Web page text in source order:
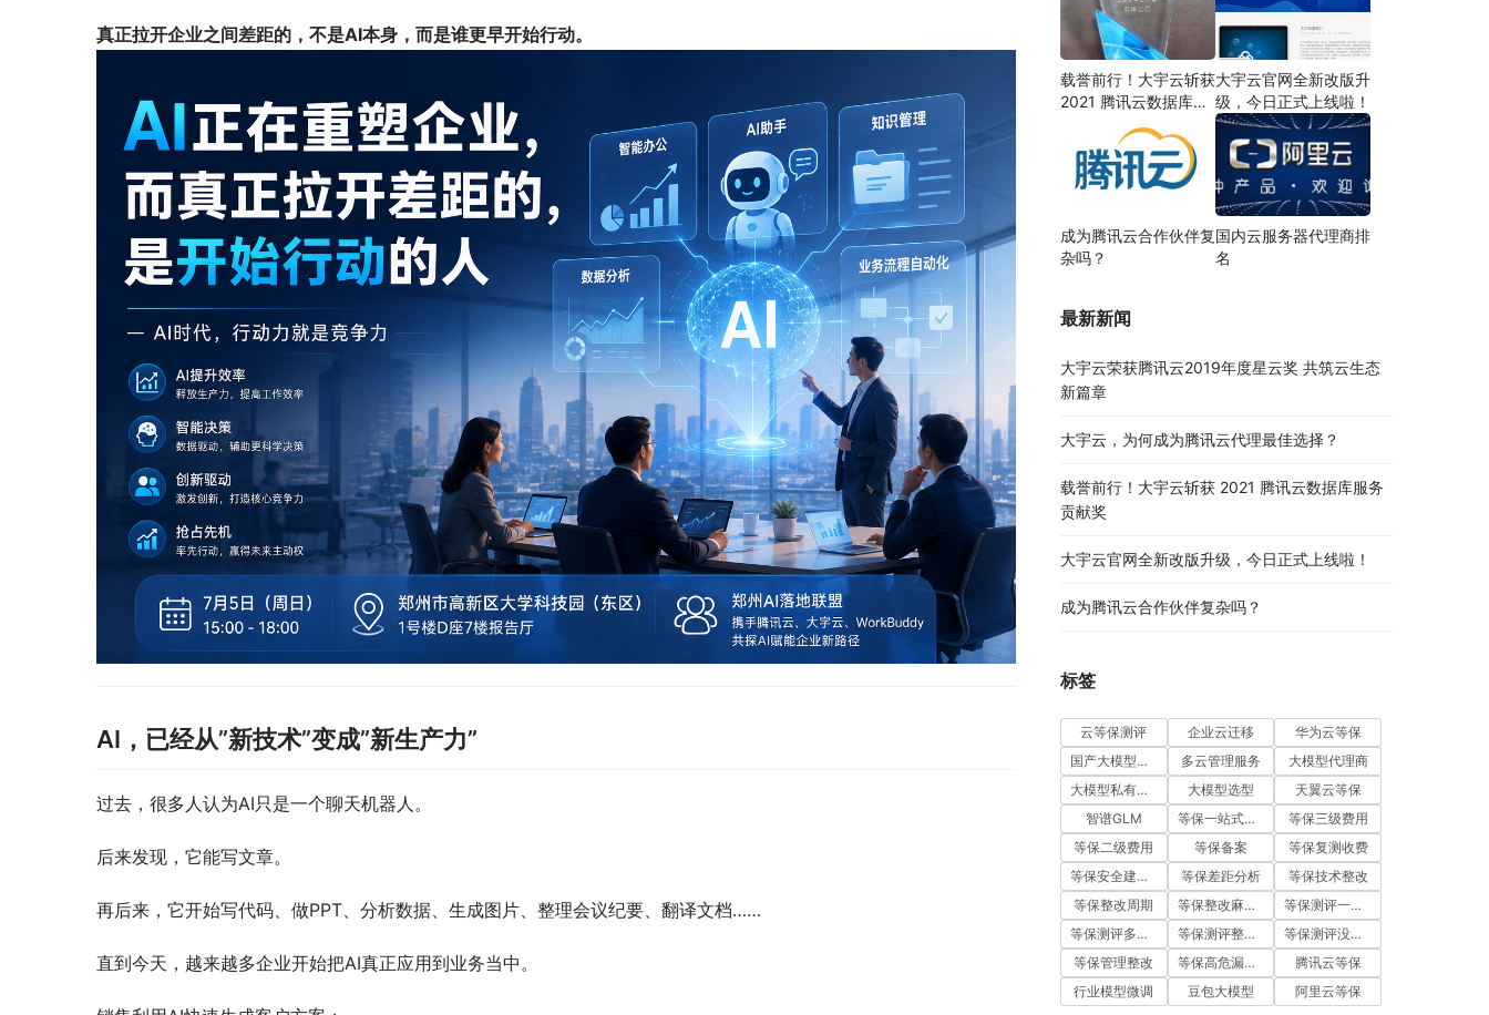
真正拉开企业之间差距的，不是AI本身，而是谁更早开始行动。
AI，已经从”新技术”变成”新生产力”
过去，很多人认为AI只是一个聊天机器人。
后来发现，它能写文章。
再后来，它开始写代码、做PPT、分析数据、生成图片、整理会议纪要、翻译文档……
直到今天，越来越多企业开始把AI真正应用到业务当中。
载誉前行！大宇云斩获
2021 腾讯云数据库服
大宇云官网全新改版升
级，今日正式上线啦！
成为腾讯云合作伙伴复
杂吗？
国内云服务器代理商排
名
最新新闻
大宇云荣获腾讯云2019年度星云奖 共筑云生态
新篇章
大宇云，为何成为腾讯云代理最佳选择？
载誉前行！大宇云斩获 2021 腾讯云数据库服务
贡献奖
大宇云官网全新改版升级，今日正式上线啦！
成为腾讯云合作伙伴复杂吗？
标签
云等保测评 企业云迁移
华为云等保
国产大模型五强
多云管理服务
大模型代理商
大模型私有化部署
大模型选型
天翼云等保
智谱GLM
等保一站式服务
等保三级费用
等保二级费用
等保备案
等保复测收费
等保安全建设费用
等保差距分析
等保技术整改
等保整改周期
等保整改麻烦吗
等保测评一次通过
等保测评多少钱
等保测评整改费用
等保测评没通过怎么办
等保管理整改
等保高危漏洞整改
腾讯云等保
行业模型微调
豆包大模型 阿里云等保